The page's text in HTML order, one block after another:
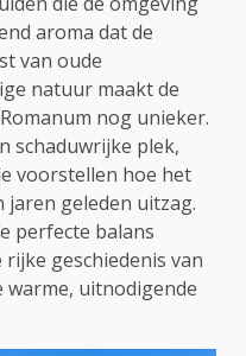
aroma dat de
van oude
natuur maakt de
nog unieker.
schaduwrijke plek,
voorstellen hoe het
jaren geleden uitzag.
perfecte balans
geschiedenis van
warme, uitnodigende